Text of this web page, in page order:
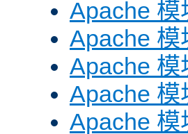
Apache 模
Apache 模
Apache 模
Apache 模
Apache 模